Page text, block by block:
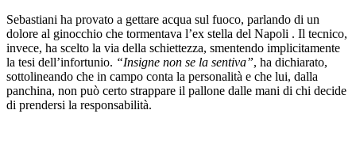
Sebastiani ha provato a gettare acqua sul fuoco, parlando di un
dolore al ginocchio che tormentava l’ex stella del Napoli . Il tecnico,
invece, ha scelto la via della schiettezza, smentendo implicitamente
la tesi dell’infortunio. “Insigne non se la sentiva”, ha dichiarato,
sottolineando che in campo conta la personalità e che lui, dalla
panchina, non può certo strappare il pallone dalle mani di chi decide
di prendersi la responsabilità.